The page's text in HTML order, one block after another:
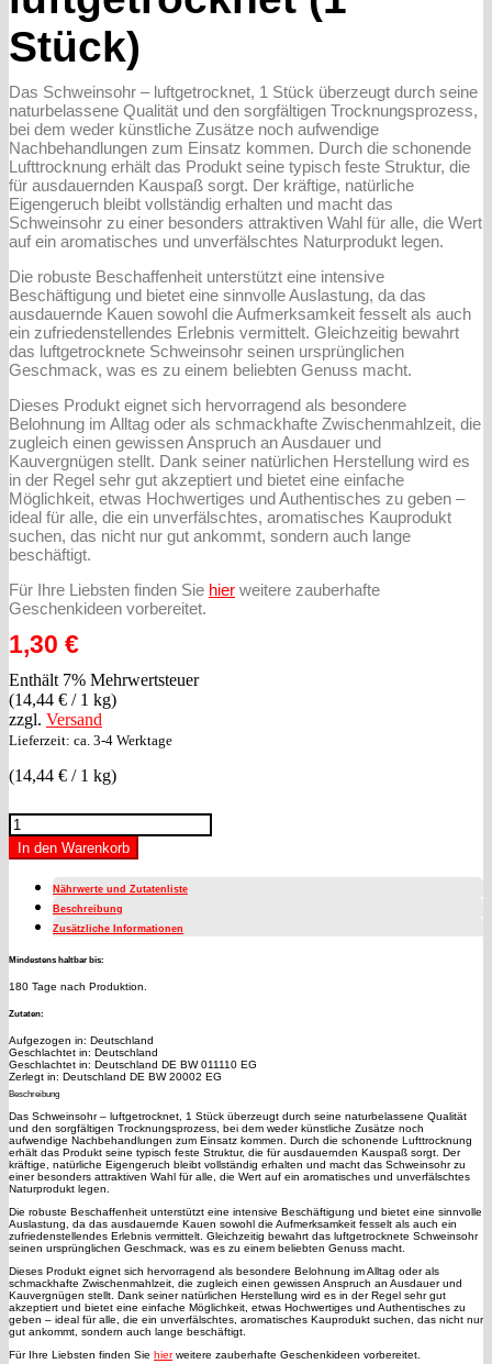
Stück)
Das Schweinsohr – luftgetrocknet, 1 Stück überzeugt durch seine
naturbelassene Qualität und den sorgfältigen Trocknungsprozess,
bei dem weder künstliche Zusätze noch aufwendige
Nachbehandlungen zum Einsatz kommen. Durch die schonende
Lufttrocknung erhält das Produkt seine typisch feste Struktur, die
für ausdauernden Kauspaß sorgt. Der kräftige, natürliche
Eigengeruch bleibt vollständig erhalten und macht das
Schweinsohr zu einer besonders attraktiven Wahl für alle, die Wert
auf ein aromatisches und unverfälschtes Naturprodukt legen.
Die robuste Beschaffenheit unterstützt eine intensive
Beschäftigung und bietet eine sinnvolle Auslastung, da das
ausdauernde Kauen sowohl die Aufmerksamkeit fesselt als auch
ein zufriedenstellendes Erlebnis vermittelt. Gleichzeitig bewahrt
das luftgetrocknete Schweinsohr seinen ursprünglichen
Geschmack, was es zu einem beliebten Genuss macht.
Dieses Produkt eignet sich hervorragend als besondere
Belohnung im Alltag oder als schmackhafte Zwischenmahlzeit, die
zugleich einen gewissen Anspruch an Ausdauer und
Kauvergnügen stellt. Dank seiner natürlichen Herstellung wird es
in der Regel sehr gut akzeptiert und bietet eine einfache
Möglichkeit, etwas Hochwertiges und Authentisches zu geben –
ideal für alle, die ein unverfälschtes, aromatisches Kauprodukt
suchen, das nicht nur gut ankommt, sondern auch lange
beschäftigt.
Für Ihre Liebsten finden Sie hier weitere zauberhafte
Geschenkideen vorbereitet.
1,30 €
Enthält 7% Mehrwertsteuer
(14,44 € / 1 kg)
zzgl. Versand
Lieferzeit: ca. 3-4 Werktage
(14,44 € / 1 kg)
Schweinsohr
-
luftgetrocknet
Stück)
Menge
In den Warenkorb
Nährwerte und Zutatenliste
Beschreibung
Zusätzliche Informationen
Mindestens haltbar bis:
180 Tage nach Produktion.
Zutaten:
Aufgezogen in: Deutschland
Geschlachtet in: Deutschland
Geschlachtet in: Deutschland DE BW 011110 EG
Zerlegt in: Deutschland DE BW 20002 EG
Beschreibung
Das Schweinsohr – luftgetrocknet, 1 Stück überzeugt durch seine naturbelassene Qualität
und den sorgfältigen Trocknungsprozess, bei dem weder künstliche Zusätze noch
aufwendige Nachbehandlungen zum Einsatz kommen. Durch die schonende Lufttrocknung
erhält das Produkt seine typisch feste Struktur, die für ausdauernden Kauspaß sorgt. Der
kräftige, natürliche Eigengeruch bleibt vollständig erhalten und macht das Schweinsohr zu
einer besonders attraktiven Wahl für alle, die Wert auf ein aromatisches und unverfälschtes
Naturprodukt legen.
Die robuste Beschaffenheit unterstützt eine intensive Beschäftigung und bietet eine sinnvolle
Auslastung, da das ausdauernde Kauen sowohl die Aufmerksamkeit fesselt als auch ein
zufriedenstellendes Erlebnis vermittelt. Gleichzeitig bewahrt das luftgetrocknete Schweinsohr
seinen ursprünglichen Geschmack, was es zu einem beliebten Genuss macht.
Dieses Produkt eignet sich hervorragend als besondere Belohnung im Alltag oder als
schmackhafte Zwischenmahlzeit, die zugleich einen gewissen Anspruch an Ausdauer und
Kauvergnügen stellt. Dank seiner natürlichen Herstellung wird es in der Regel sehr gut
akzeptiert und bietet eine einfache Möglichkeit, etwas Hochwertiges und Authentisches zu
geben – ideal für alle, die ein unverfälschtes, aromatisches Kauprodukt suchen, das nicht nur
gut ankommt, sondern auch lange beschäftigt.
Für Ihre Liebsten finden Sie hierweitere zauberhafte Geschenkideen vorbereitet.